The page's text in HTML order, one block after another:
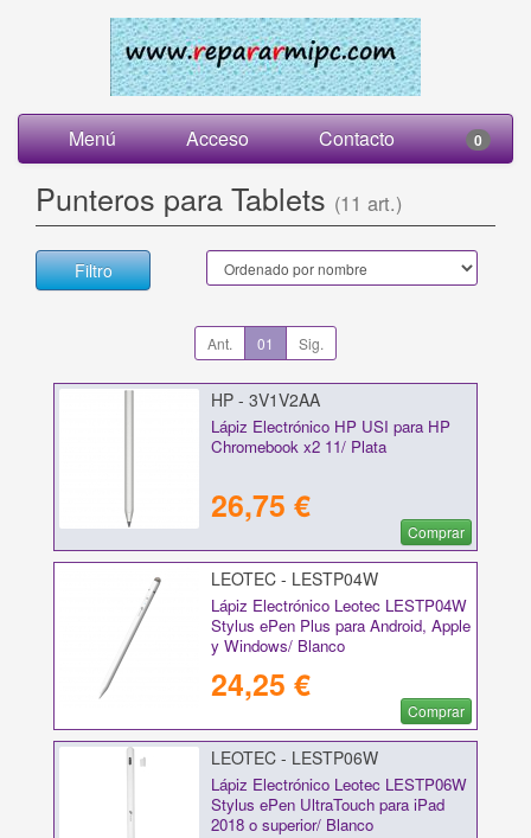
Menú Acceso Contacto 0
Punteros para Tablets (11 art.)
Filtro
Ant. 01 Sig.
HP - 3V1V2AA
Lápiz Electrónico HP USI para HP
Chromebook x2 11/ Plata
26,75 €
Comprar
LEOTEC - LESTP04W
Lápiz Electrónico Leotec LESTP04W
Stylus ePen Plus para Android, Apple
y Windows/ Blanco
24,25 €
Comprar
LEOTEC - LESTP06W
Lápiz Electrónico Leotec LESTP06W
Stylus ePen UltraTouch para iPad
2018 o superior/ Blanco